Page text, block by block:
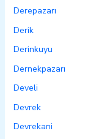
Derepazarı
Derik
Derinkuyu
Dernekpazarı
Develi
Devrek
Devrekani